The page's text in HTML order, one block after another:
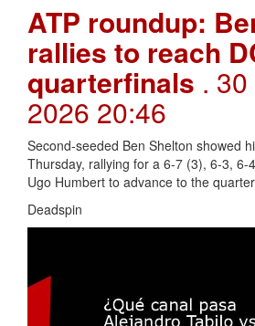
ATP roundup:
rallies to reach
quarterfinals .
2026 20:46
Second-seeded Ben Shelton showed
Thursday, rallying for a 6-7 (3), 6-3, 6-
Ugo Humbert to advance to the quarter
Deadspin